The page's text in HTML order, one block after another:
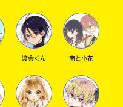
カウント
渡会くん 南と小花